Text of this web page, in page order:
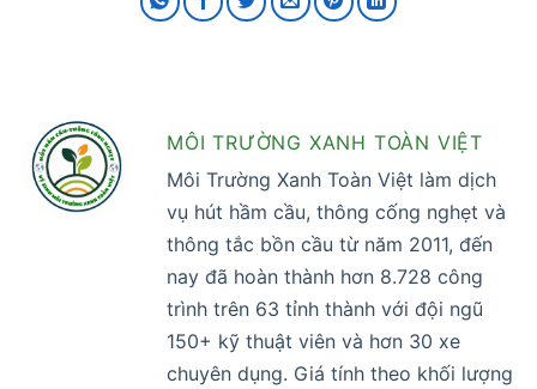
MÔI TRƯỜNG XANH TOÀN VIỆT
Môi Trường Xanh Toàn Việt làm dịch
vụ hút hầm cầu, thông cống nghẹt và
thông tắc bồn cầu từ năm 2011, đến
nay đã hoàn thành hơn 8.728 công
trình trên 63 tỉnh thành với đội ngũ
150+ kỹ thuật viên và hơn 30 xe
chuyên dụng. Giá tính theo khối lượng